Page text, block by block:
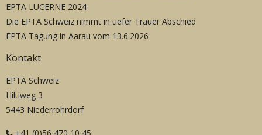
EPTA LUCERNE 2024
Die EPTA Schweiz nimmt in tiefer Trauer Abschied
EPTA Tagung in Aarau vom 13.6.2026
Kontakt
EPTA Schweiz
Hiltiweg 3
5443 Niederrohrdorf